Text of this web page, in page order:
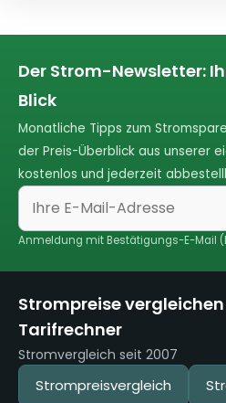
Der Strom-Newsletter:
Blick
Monatliche Tipps zum
der Preis-Überblick aus unserer
kostenlos und jederzeit
Anmeldung mit Bestätigungs-E-Mail
Strompreise
Tarifrechner
Stromvergleich seit 2007
Strompreisvergleich